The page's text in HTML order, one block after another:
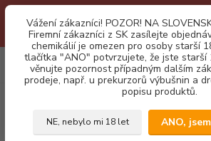
je neustálé porušování obchodních podmínek.
produkty z SK zasílejte objednávky
Vážení zákazníci! POZOR! NA
Firemní zákazníci z SK zasílejte
chemikálií je omezen pro osoby starší
tlačítka "ANO" potvrzujete, že jste starší
věnujte pozornost případným dalším
prodeje, např. u prekurzorů výbušnin a
popisu produktů.
NE, nebylo mi 18 let ANO,
CZK